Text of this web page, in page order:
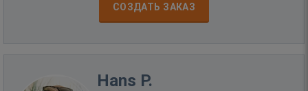
СОЗДАТЬ ЗАКАЗ
Hans P.